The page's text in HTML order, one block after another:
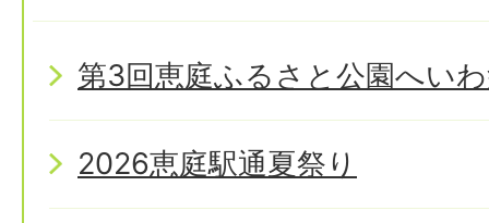
第3回恵庭ふるさと公園へい
2026恵庭駅通夏祭り